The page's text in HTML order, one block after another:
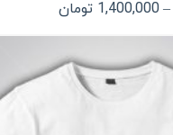
–
1,400,000 تومانمحدوده
تا
1,400,000 تومان